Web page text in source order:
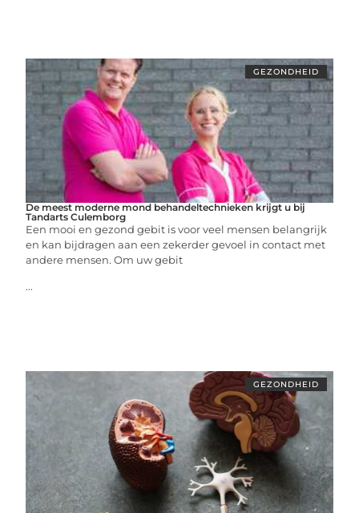
GEZONDHEID
De meest moderne mond behandeltechnieken krijgt u bij
Tandarts Culemborg
Een mooi en gezond gebit is voor veel mensen belangrijk
en kan bijdragen aan een zekerder gevoel in contact met
andere mensen. Om uw gebit
...
GEZONDHEID